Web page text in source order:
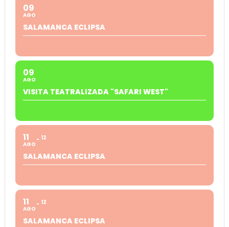
09
AGO
SALAMANCA ECLIPSA
09
AGO
VISITA TEATRALIZADA "SAFARI WEST"
11
AGO
12
SALAMANCA ECLIPSA
11
AGO
12
SALAMANCA ECLIPSA